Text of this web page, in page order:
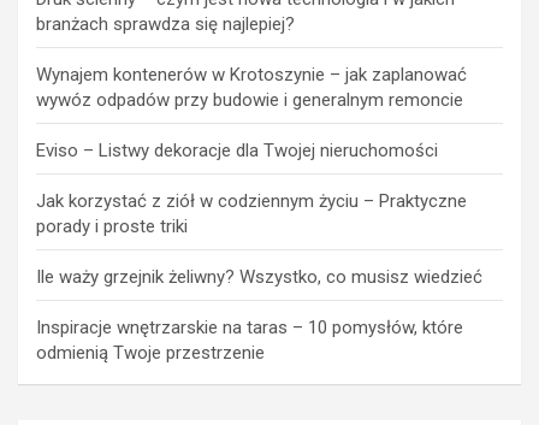
branżach sprawdza się najlepiej?
Wynajem kontenerów w Krotoszynie – jak zaplanować
wywóz odpadów przy budowie i generalnym remoncie
Eviso – Listwy dekoracje dla Twojej nieruchomości
Jak korzystać z ziół w codziennym życiu – Praktyczne
porady i proste triki
Ile waży grzejnik żeliwny? Wszystko, co musisz wiedzieć
Inspiracje wnętrzarskie na taras – 10 pomysłów, które
odmienią Twoje przestrzenie